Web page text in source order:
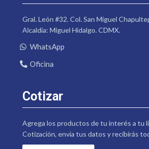
Gral. León #32. Col. San Miguel
Alcaldía: Miguel Hidalgo. CDMX.
WhatsApp
Oficina
Cotizar
Agrega los productos de tu interés a tu
Cotización, envía tus datos y recibirás